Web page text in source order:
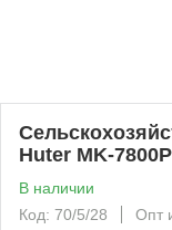
Huter МK-
В наличии
Код: 70/5/28
Опт